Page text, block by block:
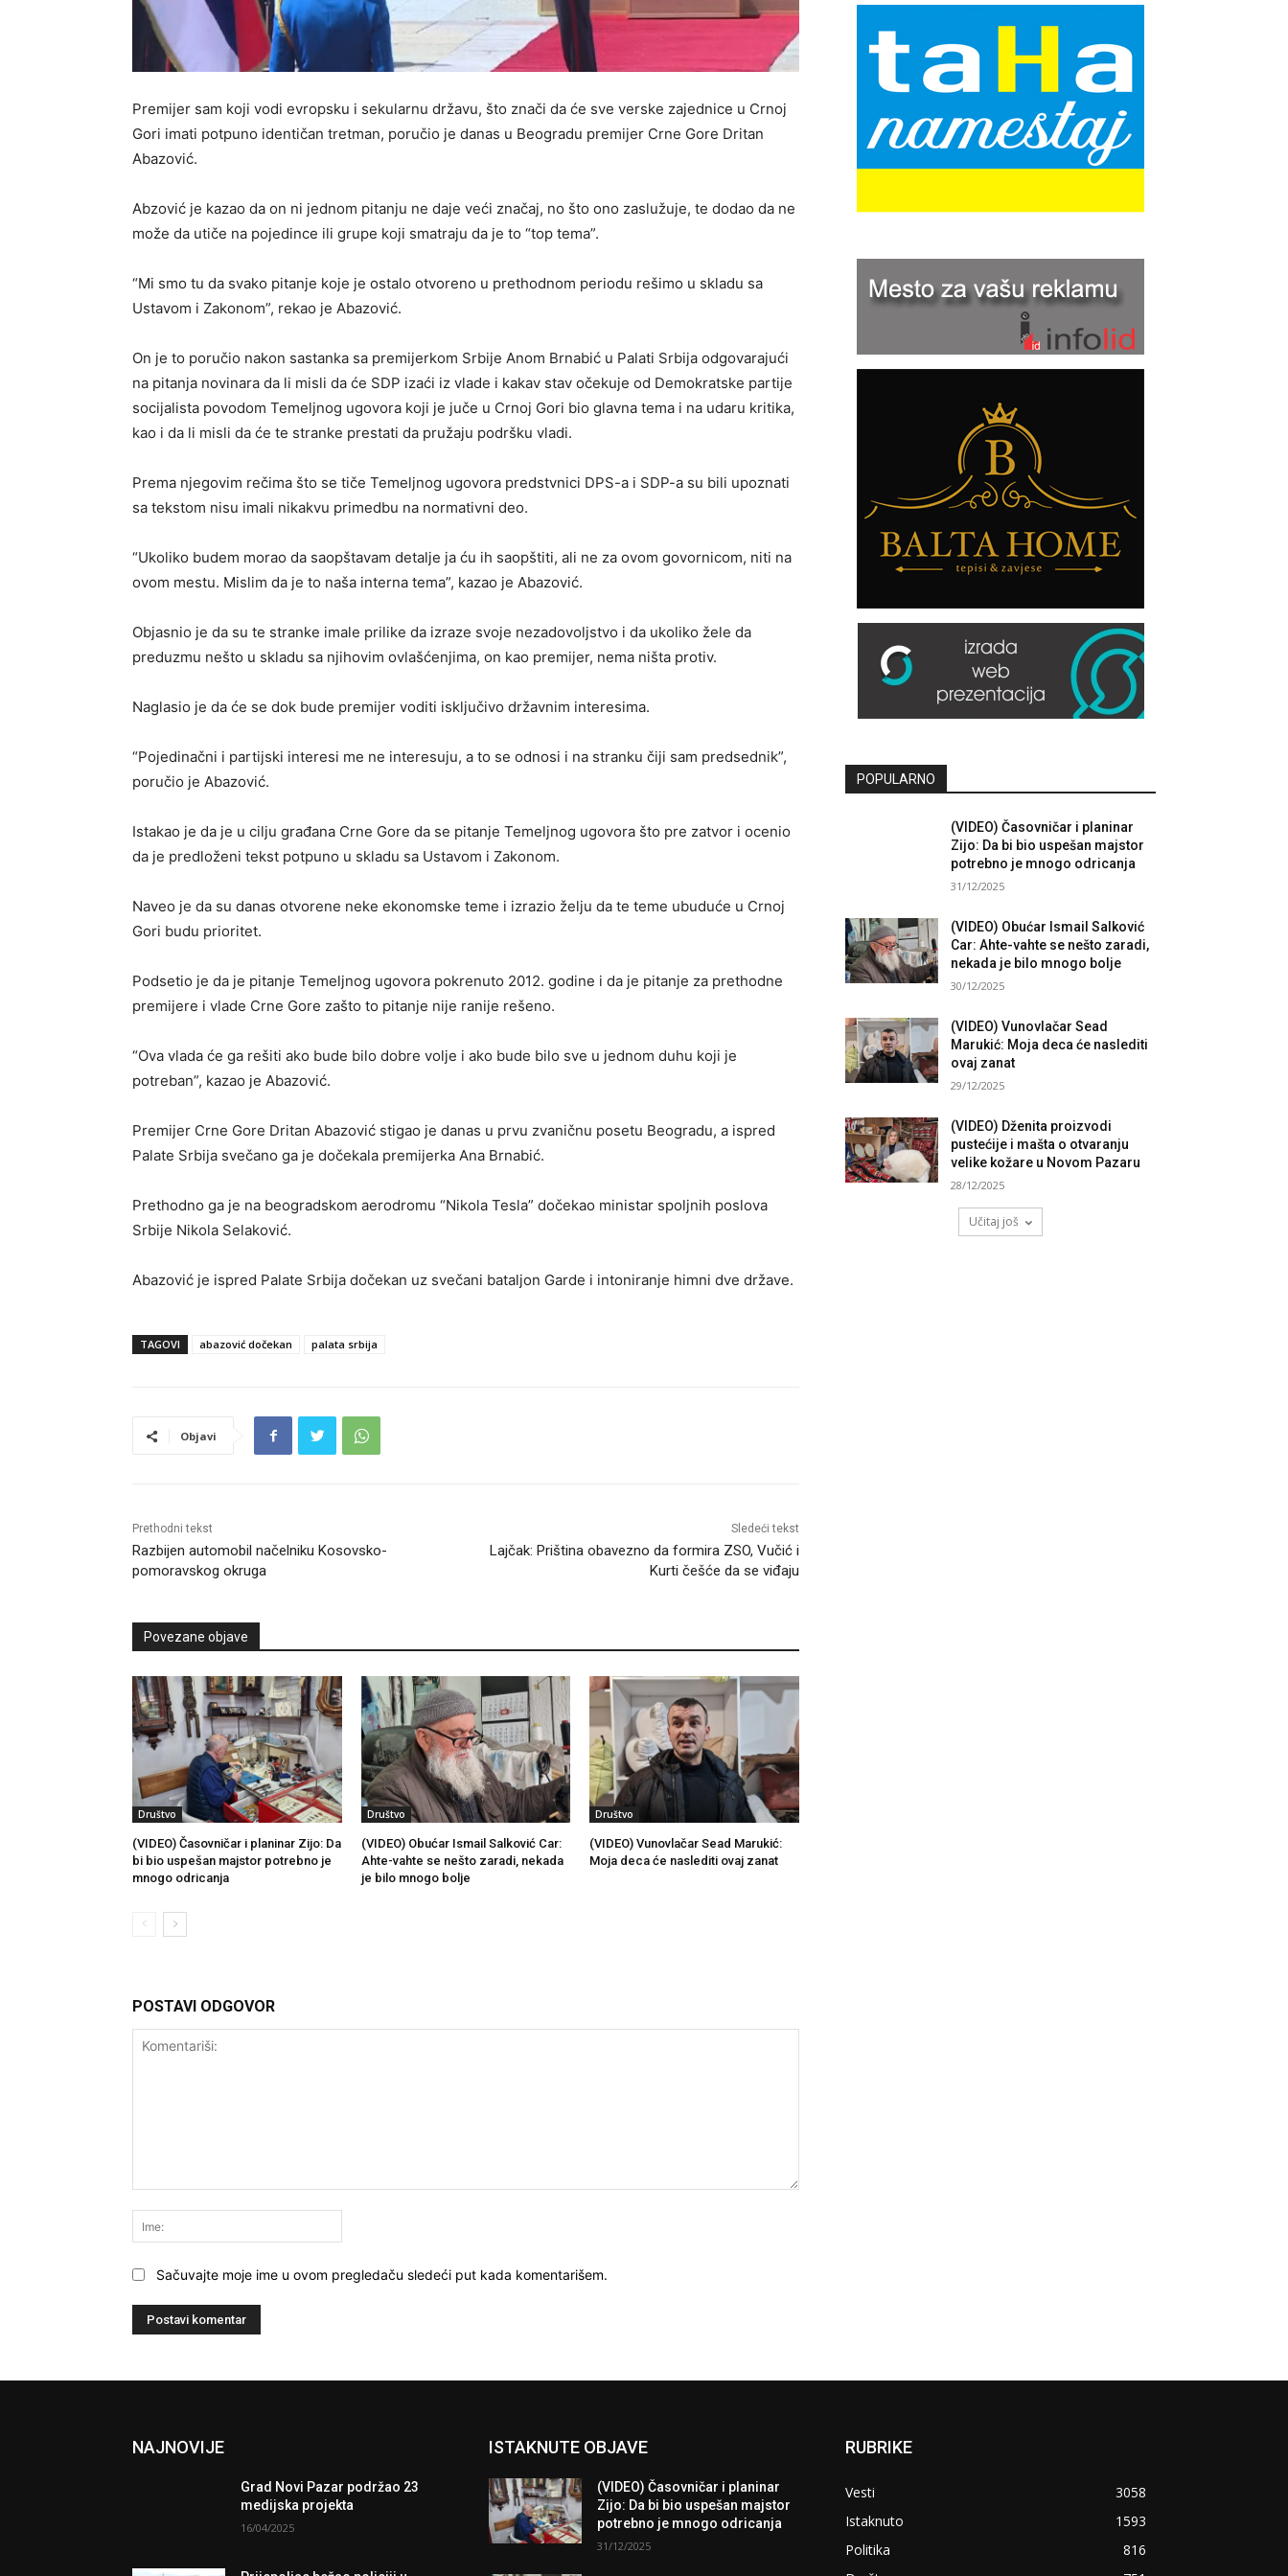
Premijer sam koji vodi evropsku i sekularnu državu, što znači da će sve verske zajednice u Crnoj
Gori imati potpuno identičan tretman, poručio je danas u Beogradu premijer Crne Gore Dritan
Abazović.
Abzović je kazao da on ni jednom pitanju ne daje veći značaj, no što ono zaslužuje, te dodao da ne
može da utiče na pojedince ili grupe koji smatraju da je to “top tema”.
“Mi smo tu da svako pitanje koje je ostalo otvoreno u prethodnom periodu rešimo u skladu sa
Ustavom i Zakonom”, rekao je Abazović.
On je to poručio nakon sastanka sa premijerkom Srbije Anom Brnabić u Palati Srbija odgovarajući
na pitanja novinara da li misli da će SDP izaći iz vlade i kakav stav očekuje od Demokratske partije
socijalista povodom Temeljnog ugovora koji je juče u Crnoj Gori bio glavna tema i na udaru kritika,
kao i da li misli da će te stranke prestati da pružaju podršku vladi.
Prema njegovim rečima što se tiče Temeljnog ugovora predstvnici DPS-a i SDP-a su bili upoznati
sa tekstom nisu imali nikakvu primedbu na normativni deo.
“Ukoliko budem morao da saopštavam detalje ja ću ih saopštiti, ali ne za ovom govornicom, niti na
ovom mestu. Mislim da je to naša interna tema”, kazao je Abazović.
Objasnio je da su te stranke imale prilike da izraze svoje nezadovoljstvo i da ukoliko žele da
preduzmu nešto u skladu sa njihovim ovlašćenjima, on kao premijer, nema ništa protiv.
Naglasio je da će se dok bude premijer voditi isključivo državnim interesima.
“Pojedinačni i partijski interesi me ne interesuju, a to se odnosi i na stranku čiji sam predsednik”,
poručio je Abazović.
Istakao je da je u cilju građana Crne Gore da se pitanje Temeljnog ugovora što pre zatvor i ocenio
da je predloženi tekst potpuno u skladu sa Ustavom i Zakonom.
Naveo je da su danas otvorene neke ekonomske teme i izrazio želju da te teme ubuduće u Crnoj
Gori budu prioritet.
Podsetio je da je pitanje Temeljnog ugovora pokrenuto 2012. godine i da je pitanje za prethodne
premijere i vlade Crne Gore zašto to pitanje nije ranije rešeno.
“Ova vlada će ga rešiti ako bude bilo dobre volje i ako bude bilo sve u jednom duhu koji je
potreban”, kazao je Abazović.
Premijer Crne Gore Dritan Abazović stigao je danas u prvu zvaničnu posetu Beogradu, a ispred
Palate Srbija svečano ga je dočekala premijerka Ana Brnabić.
Prethodno ga je na beogradskom aerodromu “Nikola Tesla” dočekao ministar spoljnih poslova
Srbije Nikola Selaković.
Abazović je ispred Palate Srbija dočekan uz svečani bataljon Garde i intoniranje himni dve države.
TAGOVI abazović dočekan palata srbija
Objavi
Prethodni tekst
Razbijen automobil načelniku Kosovsko-
pomoravskog okruga
Sledeći tekst
Lajčak: Priština obavezno da formira ZSO, Vučić i
Kurti češće da se viđaju
Povezane objave
Društvo
(VIDEO) Časovničar i planinar Zijo: Da
bi bio uspešan majstor potrebno je
mnogo odricanja
Društvo
(VIDEO) Obućar Ismail Salković Car:
Ahte-vahte se nešto zaradi, nekada
je bilo mnogo bolje
Društvo
(VIDEO) Vunovlačar Sead Marukić:
Moja deca će naslediti ovaj zanat
POSTAVI ODGOVOR
Sačuvajte moje ime u ovom pregledaču sledeći put kada komentarišem.
POPULARNO
(VIDEO) Časovničar i planinar
Zijo: Da bi bio uspešan majstor
potrebno je mnogo odricanja
31/12/2025
(VIDEO) Obućar Ismail Salković
Car: Ahte-vahte se nešto zaradi,
nekada je bilo mnogo bolje
30/12/2025
(VIDEO) Vunovlačar Sead
Marukić: Moja deca će naslediti
ovaj zanat
29/12/2025
(VIDEO) Dženita proizvodi
pustećije i mašta o otvaranju
velike kožare u Novom Pazaru
28/12/2025
Učitaj još
NAJNOVIJE
Grad Novi Pazar podržao 23
medijska projekta
16/04/2025
ISTAKNUTE OBJAVE
(VIDEO) Časovničar i planinar
Zijo: Da bi bio uspešan majstor
potrebno je mnogo odricanja
31/12/2025
RUBRIKE
Vesti
3058
Istaknuto
1593
Politika
816